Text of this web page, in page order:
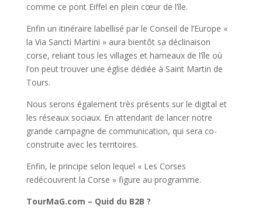
comme ce pont Eiffel en plein cœur de l’île.
Enfin un itinéraire labellisé par le Conseil de l’Europe «
la Via Sancti Martini » aura bientôt sa déclinaison
corse, reliant tous les villages et hameaux de l’île où
l’on peut trouver une église dédiée à Saint Martin de
Tours.
Nous serons également très présents sur le digital et
les réseaux sociaux. En attendant de lancer notre
grande campagne de communication, qui sera co-
construite avec les territoires.
Enfin, le principe selon lequel « Les Corses
redécouvrent la Corse » figure au programme.
TourMaG.com – Quid du B2B ?